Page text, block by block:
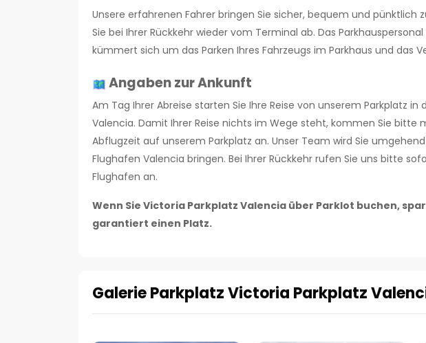
Unsere erfahrenen Fahrer bringen Sie sicher, bequem und pünktlich
Sie bei Ihrer Rückkehr wieder vom Terminal ab. Das
kümmert sich um das Parken Ihres Fahrzeugs im Parkhaus und das
Angaben zur Ankunft
Am Tag Ihrer Abreise starten Sie Ihre Reise von unserem Parkplatz in
Valencia. Damit Ihrer Reise nichts im Wege steht, kommen Sie bitte
Abflugzeit auf unserem Parkplatz an. Unser Team wird Sie
Flughafen Valencia bringen. Bei Ihrer Rückkehr rufen Sie uns bitte
Flughafen an.
Wenn Sie Victoria Parkplatz Valencia über Parklot buchen,
garantiert einen Platz.
Galerie Parkplatz Victoria Parkplatz